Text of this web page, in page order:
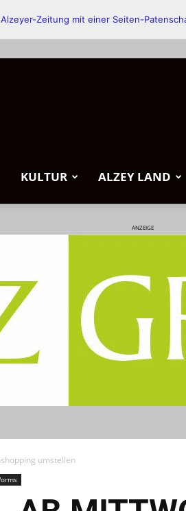
KULTUR ALZEY LAND
ANZEIGE
umstellen
Zeitung mit einer Seiten-